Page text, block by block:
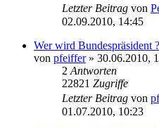
Letzter Beitrag von
02.09.2010, 14:45
Wer wird Bundespräsident ?
von pfeiffer» 30.06.2010,
2 Antworten
22821 Zugriffe
Letzter Beitrag von
01.07.2010, 10:23